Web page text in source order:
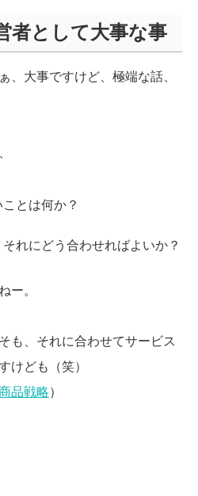
者として大事な事
、大事ですけど、極端な話、
とは何か？
れにどう合わせればよいか？
ー。
も、それに合わせてサービス
けども（笑）
品戦略）